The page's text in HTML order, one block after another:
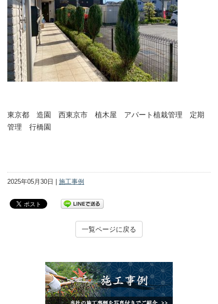
東京都 造園 西東京市 植木屋 アパート植栽管理 定期
管理 行橋園
2025年05月30日 | 施工事例
一覧ページに戻る